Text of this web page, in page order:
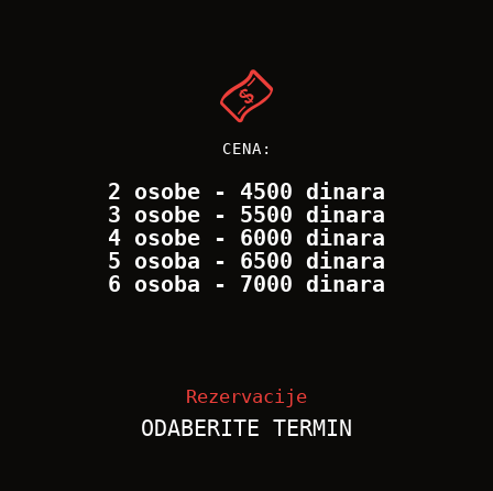
CENA:
2 osobe - 4500 dinara
3 osobe - 5500 dinara
4 osobe - 6000 dinara
5 osoba - 6500 dinara
6 osoba - 7000 dinara
Rezervacije
ODABERITE TERMIN